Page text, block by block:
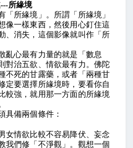
---所緣境
「所緣境」。所謂「所緣境」
像一樣東西，然後用心釘住這
、消失，這個影像就叫作「所
亂心最有力量的就是「數息
對治五欲、情欲最有力。佛陀
不死的甘露藥，或者「兩種甘
定要選擇所緣境時，要看你自
較強，就用那一方面的所緣境
具備兩個條件：
女情欲比較不容易降伏、妄念
我們修「不淨觀」。觀想一個